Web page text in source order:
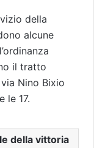
della
alcune
il tratto
Nino Bixio
le 17.
della vittoria